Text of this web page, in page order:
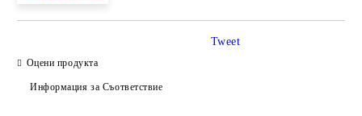
Оцени продукта
Информация за Съответствие
Tweet